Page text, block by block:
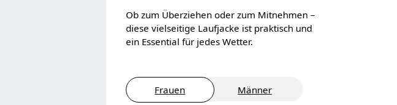
Ob zum Überziehen oder zum Mitnehmen –
diese vielseitige Laufjacke ist praktisch und
ein Essential für jedes Wetter.
Frauen Männer